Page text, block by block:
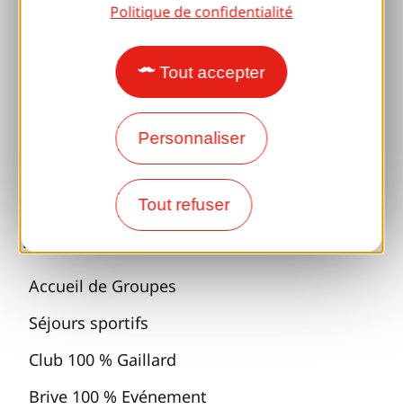
Politique de confidentialité
Tout accepter
Personnaliser
Tout refuser
Voyager responsable
Retrouvailles et cousinades
Avec mon chien
Toutes les idées séjours
Espace Pro
Accueil de Groupes
Séjours sportifs
Club 100 % Gaillard
Brive 100 % Evénement